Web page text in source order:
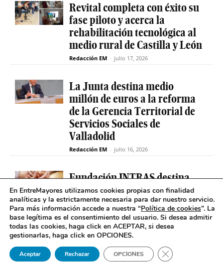
Revital completa con éxito su
fase piloto y acerca la
rehabilitación tecnológica al
medio rural de Castilla y León
Redacción EM - julio 17, 2026
La Junta destina medio
millón de euros a la reforma
de la Gerencia Territorial de
Servicios Sociales de
Valladolid
Redacción EM - julio 16, 2026
Fundación INTRAS destina
6.000 euros a proyectos
sociales que impulsen la
salud mental en Castilla y
León
Redacción EM - julio 16, 2026
En EntreMayores utilizamos cookies propias con finalidad
analíticas y la estrictamente necesaria para dar nuestro servicio.
Para más información accede a nuestra “Política de cookies”. La
base legítima es el consentimiento del usuario. Si desea admitir
todas las cookies, haga click en ACEPTAR, si desea
gestionarlas, haga click en OPCIONES.
Aceptar Rechazar OPCIONES Cerrar el banner